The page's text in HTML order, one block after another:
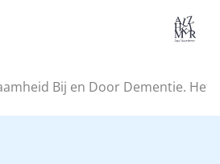
Bij en Door Dementie. Het